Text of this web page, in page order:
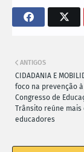
ANTIGOS
CIDADANIA E
foco na prevenção à
Congresso de
Trânsito reúne mais
educadores